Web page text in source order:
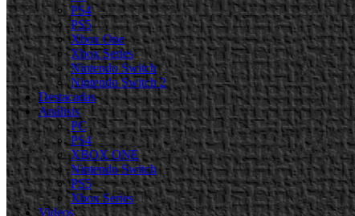
PS4
PS5
Xbox One
Xbox Series
Nintendo Switch
Nintendo Switch 2
Destacadas
Análisis
PC
PS4
XBOX ONE
Nintendo Switch
PS5
Xbox Series
Videos